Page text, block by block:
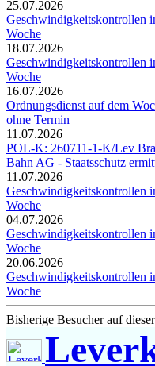
25.07.2026
Geschwindigkeitskontrollen
Woche
18.07.2026
Geschwindigkeitskontrollen
Woche
16.07.2026
Ordnungsdienst auf dem
ohne Termin
11.07.2026
POL-K: 260711-1-K/Lev
Bahn AG - Staatsschutz
11.07.2026
Geschwindigkeitskontrollen
Woche
04.07.2026
Geschwindigkeitskontrollen
Woche
20.06.2026
Geschwindigkeitskontrollen
Woche
Bisherige Besucher auf